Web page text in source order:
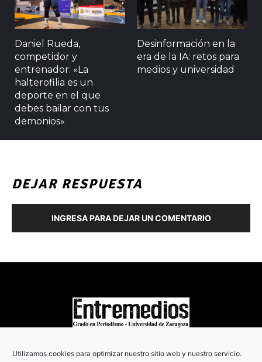
Utilizamos cookies para optimizar nuestro sitio web y nuestro servicio.
Daniel Rueda,
competidor y
entrenador: «La
halterofilia es un
deporte en el que
debes bailar con tus
demonios»
Desinformación en la
era de la IA: retos para
medios y universidad
DEJAR RESPUESTA
INGRESA PARA DEJAR UN COMENTARIO